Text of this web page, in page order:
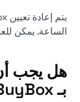
الساعة. يمكن
هل يجب
بـ BuyBox؟